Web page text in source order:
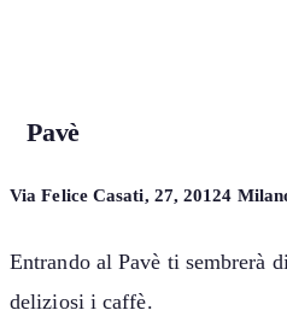
Pavè
Via Felice Casati, 27, 20124
Entrando al Pavè ti sembrerà
deliziosi i caffè.